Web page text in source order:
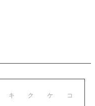
キ ク ケ コ